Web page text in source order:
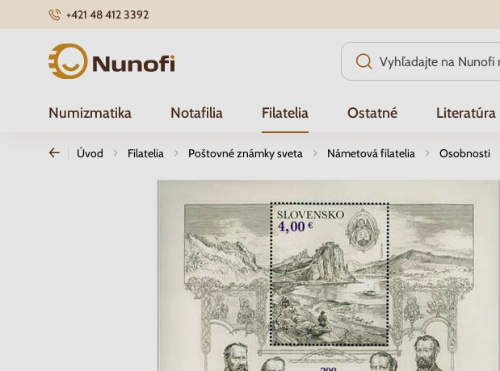
+421 48 412 3392
Nunofi.sk
Numizmatika Notafilia Filatelia Ostatné Literatúra
Úvod Filatelia Poštovné známky sveta Námetová filatelia Osobnosti